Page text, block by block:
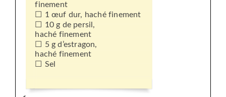
finement
1 œuf dur, haché finement
10 g de persil,
haché finement
5 g d’estragon,
haché finement
Sel